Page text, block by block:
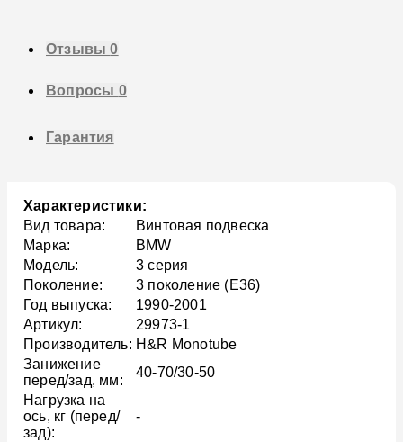
Отзывы0
Вопросы 0
Гарантия
Характеристики:
Вид товара:
Винтовая подвеска
Марка:
BMW
Модель:
3 серия
Поколение:
3 поколение (E36)
Год выпуска:
1990-2001
Артикул:
29973-1
Производитель: H&R Monotube
Занижение
перед/зад, мм:
40-70/30-50
Нагрузка на
ось, кг (перед/
зад):
-